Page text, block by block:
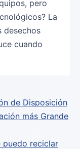
pero
La
desechos
cuando
de Disposición
más Grande
puedo reciclar